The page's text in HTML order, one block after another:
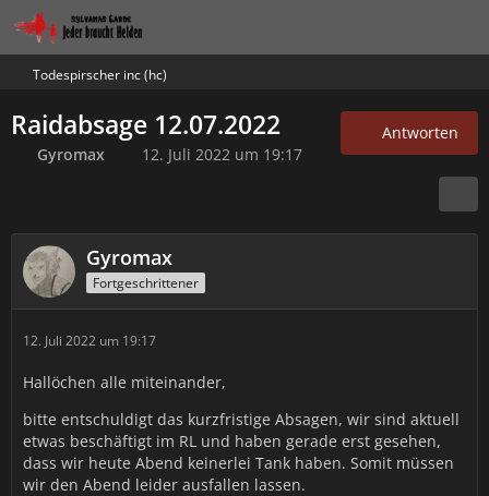
Todespirscher inc (hc)
Raidabsage 12.07.2022
Gyromax 12. Juli 2022 um 19:17
Antworten
Gyromax
Fortgeschrittener
12. Juli 2022 um 19:17
Hallöchen alle miteinander,
bitte entschuldigt das kurzfristige Absagen, wir sind aktuell
etwas beschäftigt im RL und haben gerade erst gesehen,
dass wir heute Abend keinerlei Tank haben. Somit müssen
wir den Abend leider ausfallen lassen.